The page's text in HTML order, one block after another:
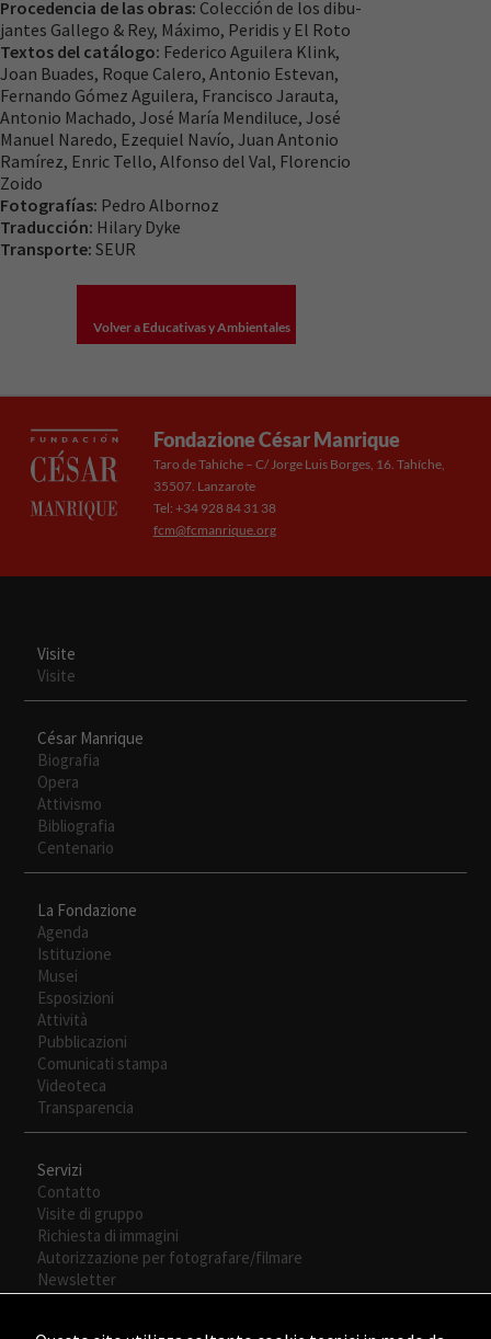
Procedencia de las obras: Colección de los dibu­
jantes Gallego & Rey, Máximo, Peridis y El Roto
Textos del catálogo: Federico Aguilera Klink,
Joan Buades, Roque Calero, Antonio Estevan,
Fernando Gómez Aguilera, Francisco Jarauta,
Antonio Ma­chado, José María Mendiluce, José
Manuel Naredo, Ezequiel Navío, Juan Antonio
Ramírez, Enric Tello, Alfonso del Val, Florencio
Zoido
Fotografías: Pedro Albornoz
Traducción: Hilary Dyke
Transporte: SEUR
Volver a Educativas y Ambientales
Fondazione César Manrique
Taro de Tahíche – C/ Jorge Luis Borges, 16. Tahíche,
35507. Lanzarote
Tel: +34 928 84 31 38
fcm@fcmanrique.org
Visite
Visite
César Manrique
Biografia
Opera
Attivismo
Bibliografia
Centenario
La Fondazione
Agenda
Istituzione
Musei
Esposizioni
Attività
Pubblicazioni
Comunicati stampa
Videoteca
Transparencia
Servizi
Contatto
Visite di gruppo
Richiesta di immagini
Autorizzazione per fotografare/filmare
Newsletter
cookies,
algunas
funcionalidades
desaparecerán
de la web.